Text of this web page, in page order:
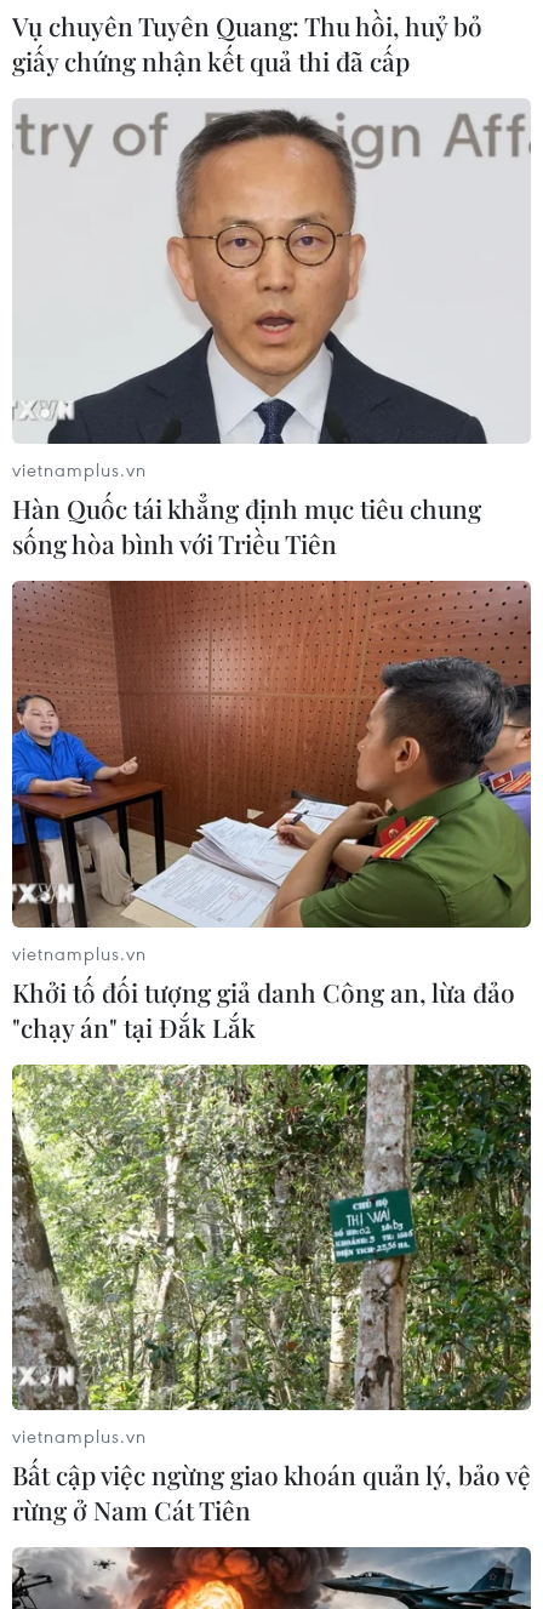
Ngư dân Bình Định đã đầu tư từ 2,5 đến trên 4 tỷ đồng
để đóng tàu công suất lớn đánh bắt hải sản xa bờ và
góp phần bảo vệ biển đảo thiêng liêng của Tổ quốc.
Ngư dân Bình Thuận vững mạnh vươn
khơi, bảo vệ chủ quyền
20/05/2014 07:49
Trước những hành động ngang ngược của Trung Quốc,
ngư dân Bình Thuận vẫn quyết tâm ra khơi bám biển,
bảo vệ vững chắc biển đảo thiêng liêng của Tổ quốc.
Nghiệp đoàn nghề cá giúp ngư dân càng
vững tin vươn khơi
18/05/2014 03:50
Các Nghiệp đoàn nghề cá đã động viên, tiếp tục tổ
chức cho các tổ, đội tàu cá thẳng tiến ra biển Hoàng Sa
để khai thác hải sản trên ngư trường truyền thống.
Vụ chuyên Tuyên Quang: Thu hồi, huỷ bỏ
giấy chứng nhận kết quả thi đã cấp
vietnamplus.vn
Hàn Quốc tái khẳng định mục tiêu chung
sống hòa bình với Triều Tiên
vietnamplus.vn
Khởi tố đối tượng giả danh Công an, lừa đảo
"chạy án" tại Đắk Lắk
vietnamplus.vn
Bất cập việc ngừng giao khoán quản lý, bảo vệ
rừng ở Nam Cát Tiên